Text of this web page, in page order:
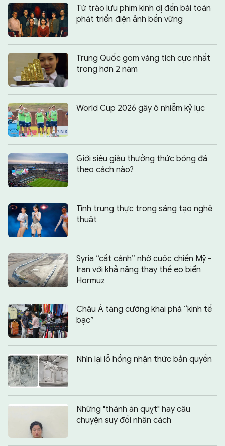
Từ trào lưu phim kinh dị đến bài toán
phát triển điện ảnh bền vững
Trung Quốc gom vàng tích cực nhất
trong hơn 2 năm
World Cup 2026 gây ô nhiễm kỷ lục
Giới siêu giàu thưởng thức bóng đá
theo cách nào?
Tính trung thực trong sáng tạo nghệ
thuật
Syria “cất cánh” nhờ cuộc chiến Mỹ -
Iran với khả năng thay thế eo biển
Hormuz
Châu Á tăng cường khai phá “kinh tế
bạc”
Nhìn lại lỗ hổng nhận thức bản quyền
Những "thánh ăn quỵt" hay câu
chuyện suy đồi nhân cách